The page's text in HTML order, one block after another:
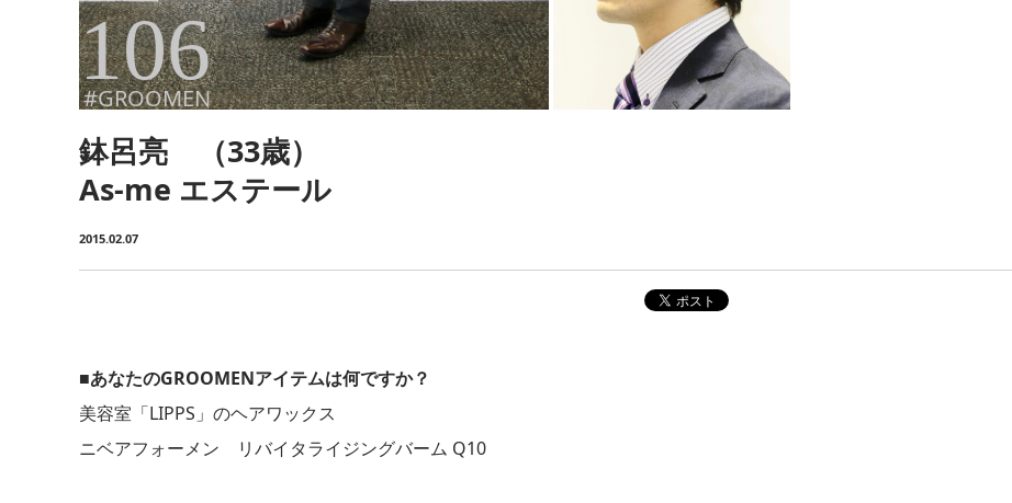
106
#GROOMEN
鉢呂亮 （33歳）
As-me エステール
2015.02.07
■あなたのGROOMENアイテムは何ですか？
美容室「LIPPS」のヘアワックス
ニベアフォーメン リバイタライジングバーム Q10